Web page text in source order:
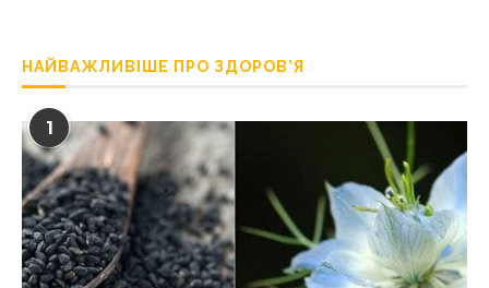
НАЙВАЖЛИВІШЕ ПРО ЗДОРОВ’Я
1